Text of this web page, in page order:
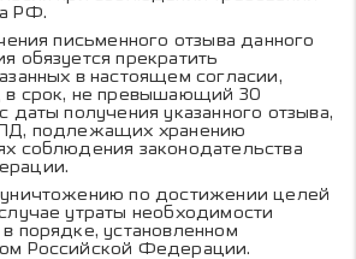
РФ.
письменного отзыва данного
обязуется прекратить
в настоящем согласии,
в срок, не превышающий 30
даты получения указанного отзыва,
подлежащих хранению
соблюдения законодательства
по достижении целей
утраты необходимости
порядке, установленном
Российской Федерации.